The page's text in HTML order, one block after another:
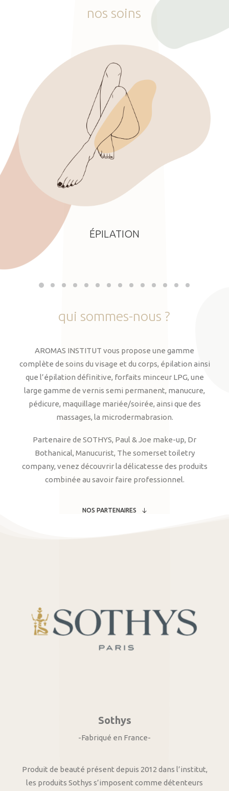
nos soins
ÉPILATION
qui sommes-nous ?
AROMAS INSTITUT vous propose une gamme
complète de soins du visage et du corps, épilation ainsi
que l’épilation définitive, forfaits minceur LPG, une
large gamme de vernis semi permanent, manucure,
pédicure, maquillage mariée/soirée, ainsi que des
massages, la microdermabrasion.
Partenaire de SOTHYS, Paul & Joe make-up, Dr
Bothanical, Manucurist, The somerset toiletry
company, venez découvrir la délicatesse des produits
combinée au savoir faire professionnel.
NOS PARTENAIRES
Sothys
-Fabriqué en France-
Produit de beauté présent depuis 2012 dans l’institut,
les produits Sothys s’imposent comme détenteurs